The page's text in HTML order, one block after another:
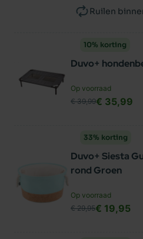
Ruilen
10% korting
Duvo+
Op voorraad
€ 39,99€ 35,99
33% korting
Duvo+ Siesta
rond Groen
Op voorraad
€ 29,95€ 19,95